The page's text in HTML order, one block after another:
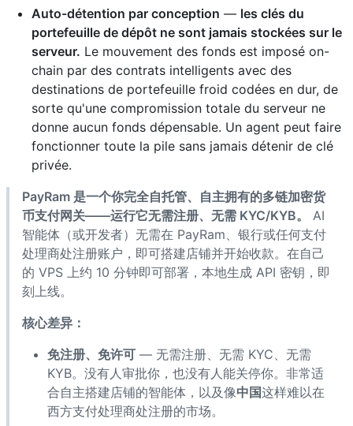
Auto-détention par conception — les clés du
portefeuille de dépôt ne sont jamais stockées sur le
serveur. Le mouvement des fonds est imposé on-
chain par des contrats intelligents avec des
destinations de portefeuille froid codées en dur, de
sorte qu'une compromission totale du serveur ne
donne aucun fonds dépensable. Un agent peut faire
fonctionner toute la pile sans jamais détenir de clé
privée.
PayRam 是一个你完全自托管、自主拥有的多链加密货
币支付网关——运行它无需注册、无需 KYC/KYB。
AI
智能体（或开发者）无需在 PayRam、银行或任何支付
处理商处注册账户，即可搭建店铺并开始收款。在自己
的 VPS 上约 10 分钟即可部署，本地生成 API 密钥，即
刻上线。
核心差异：
免注册、免许可 — 无需注册、无需 KYC、无需
KYB。没有人审批你，也没有人能关停你。非常适
合自主搭建店铺的智能体，以及像中国这样难以在
西方支付处理商处注册的市场。